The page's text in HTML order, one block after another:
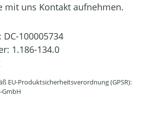
mit uns Kontakt aufnehmen.
DC-100005734
1.186-134.0
EU-Produktsicherheitsverordnung (GPSR):
GmbH